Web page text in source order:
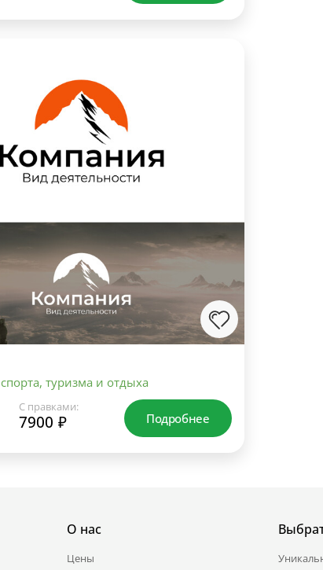
туризма и отдыха
С правками:
7900 ₽ Подробнее
О нас
Цены